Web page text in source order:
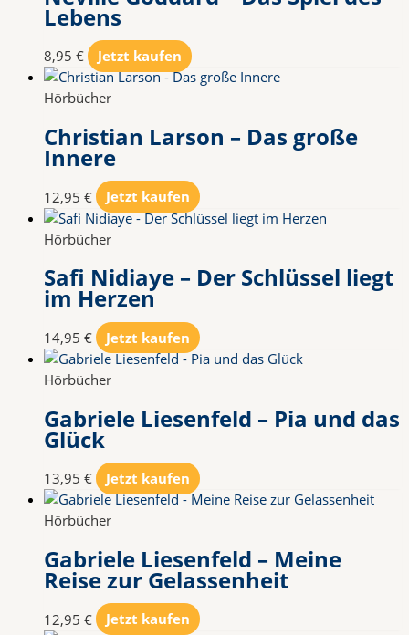
Lebens
8,95 € Jetzt kaufen
Hörbücher
Christian Larson – Das große
Innere
12,95 € Jetzt kaufen
Hörbücher
Safi Nidiaye – Der Schlüssel liegt
im Herzen
14,95 € Jetzt kaufen
Hörbücher
Gabriele Liesenfeld – Pia und das
Glück
13,95 € Jetzt kaufen
Hörbücher
Gabriele Liesenfeld – Meine
Reise zur Gelassenheit
12,95 € Jetzt kaufen